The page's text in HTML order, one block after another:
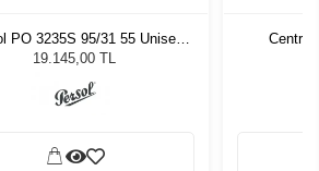
PO 3235S 95/31 55 Unisex
Güneş Gözlüğü
19.145,00 TL
Centro